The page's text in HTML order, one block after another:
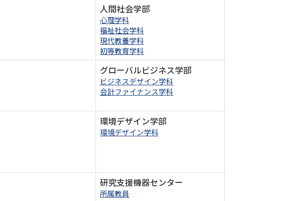
人間社会学部
心理学科
福祉社会学科
現代教養学科
初等教育学科
グローバルビジネス学部
ビジネスデザイン学科
会計ファイナンス学科
環境デザイン学部
環境デザイン学科
研究支援機器センター
所属教員